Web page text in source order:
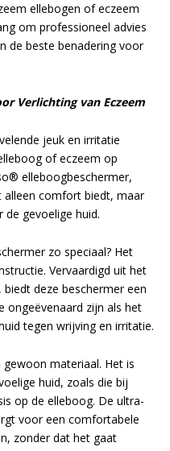
ellebogen of eczeem
om professioneel advies
de beste benadering voor
Verlichting van Eczeem
jeuk en irritatie
of eczeem op
elleboogbeschermer,
alleen comfort biedt, maar
gevoelige huid.
zo speciaal? Het
Vervaardigd uit het
deze beschermer een
ongeëvenaard zijn als het
tegen wrijving en irritatie.
materiaal. Het is
huid, zoals die bij
op de elleboog. De ultra-
voor een comfortabele
zonder dat het gaat